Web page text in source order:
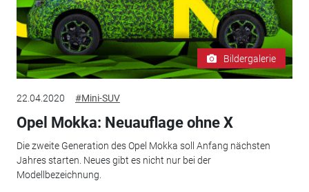
Bildergalerie
22.04.2020 #Mini-SUV
Opel Mokka: Neuauflage ohne X
Die zweite Generation des Opel Mokka soll Anfang nächsten
Jahres starten. Neues gibt es nicht nur bei der
Modellbezeichnung.